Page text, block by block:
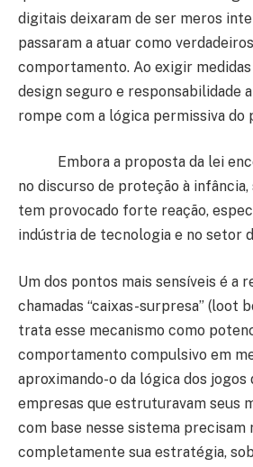
digitais deixaram de ser meros
passaram a atuar como
comportamento. Ao exigir
design seguro e responsabilidade
rompe com a lógica permissiva do
Embora a proposta da lei
no discurso de proteção à
tem provocado forte reação,
indústria de tecnologia e no setor
Um dos pontos mais sensíveis é a
chamadas “caixas-surpresa” (loot
trata esse mecanismo como
comportamento compulsivo em
aproximando-o da lógica dos jogos
empresas que estruturavam seus
com base nesse sistema precisam
completamente sua estratégia,